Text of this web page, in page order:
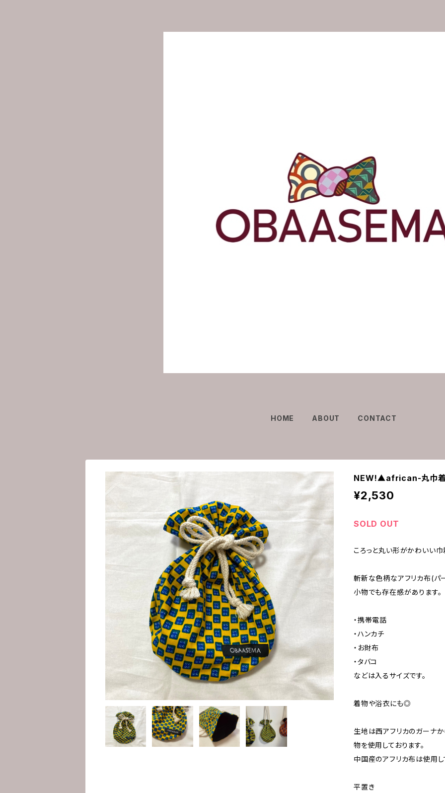
HOME ABOUT CONTACT
NEW!▲african-丸巾
¥2,530
SOLD OUT
ころっと丸い形がかわいい巾
斬新な色柄なアフリカ布(パ
小物でも存在感があります。
・携帯電話
・ハンカチ
・お財布
・タバコ
などは入るサイズです。
着物や浴衣にも◎
生地は西アフリカのガーナ
物を使用しております。
中国産のアフリカ布は使用し
平置き